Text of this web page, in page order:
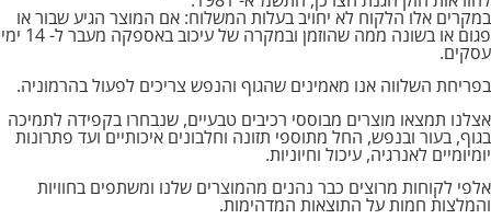
במקרים אלו הלקוח לא יחויב בעלות המשלוח: אם המוצר הגיע שבור או
פגום או בשונה ממה שהוזמן ובמקרה של עיכוב באספקה מעבר ל- 14 ימי
עסקים.
בפריחת השלווה אנו מאמינים שהגוף והנפש צריכים לפעול בהרמוניה.
אצלנו תמצאו מוצרים מבוססי רכיבים טבעיים, שנבחרו בקפידה לתמיכה
בגוף, בעור ובנפש, החל מתוספי תזונה וחלבונים איכותיים ועד פתרונות
יומיומיים לאנרגיה, עיכול וחיוניות.
אלפי לקוחות מרוצים כבר נהנים מהמוצרים שלנו ומשתפים בחוויות
והמלצות חמות על התוצאות המדהימות.